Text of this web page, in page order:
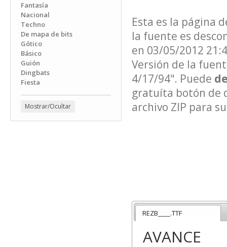
Fantasía
Nacional
Techno
De mapa de bits
Gótico
Básico
Guión
Dingbats
Fiesta
Mostrar/Ocultar
Esta es la página
la fuente es
en 03/05/2012
Versión de la
4/17/94". Puede
gratuíta botón de
archivo ZIP para
REZB____.TTF
AVANCE